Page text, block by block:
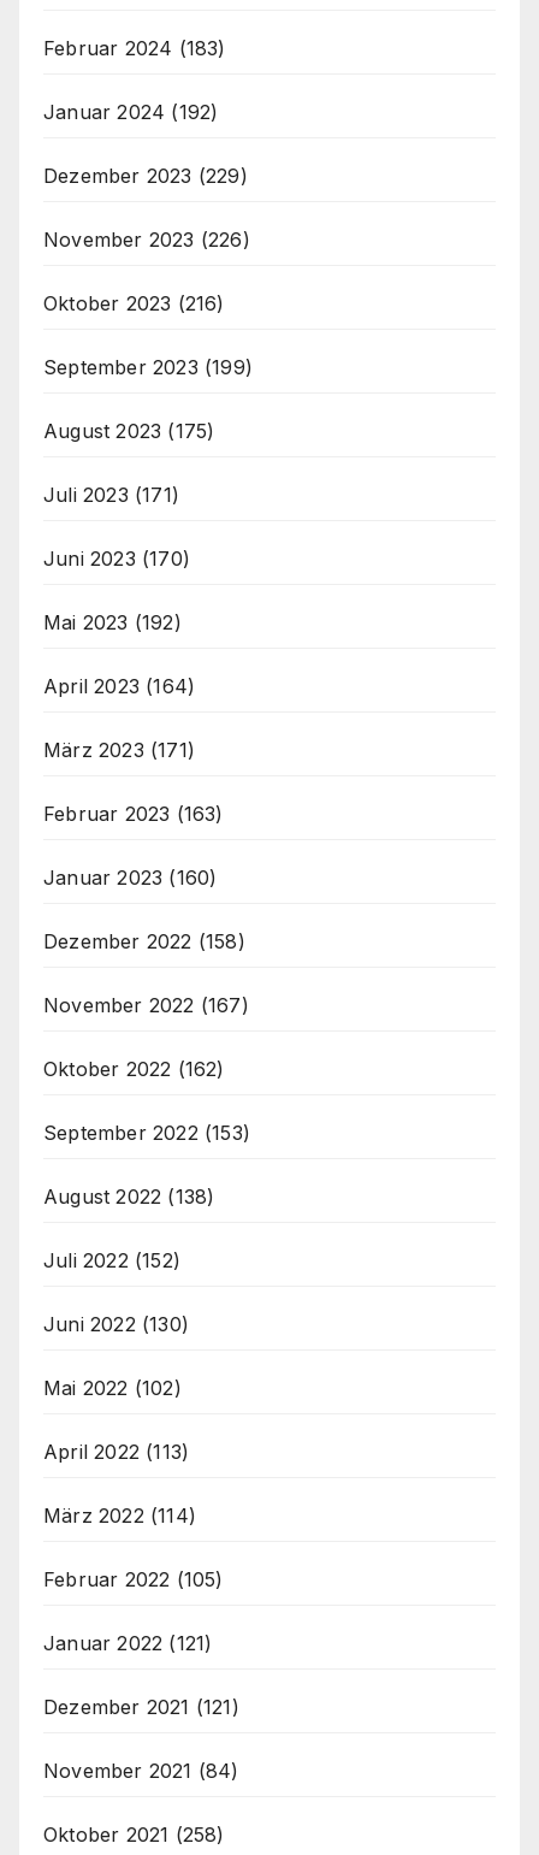
Februar 2024 (183)
Januar 2024 (192)
Dezember 2023 (229)
November 2023 (226)
Oktober 2023 (216)
September 2023 (199)
August 2023 (175)
Juli 2023 (171)
Juni 2023 (170)
Mai 2023 (192)
April 2023 (164)
März 2023 (171)
Februar 2023 (163)
Januar 2023 (160)
Dezember 2022 (158)
November 2022 (167)
Oktober 2022 (162)
September 2022 (153)
August 2022 (138)
Juli 2022 (152)
Juni 2022 (130)
Mai 2022 (102)
April 2022 (113)
März 2022 (114)
Februar 2022 (105)
Januar 2022 (121)
Dezember 2021 (121)
November 2021 (84)
Oktober 2021 (258)